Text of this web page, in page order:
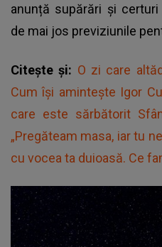
anunță supărări și
de mai jos previziunile
Citește și: O zi care
Cum își amintește Igor
care este sărbătorit
„Pregăteam masa, iar tu
cu vocea ta duioasă. Ce